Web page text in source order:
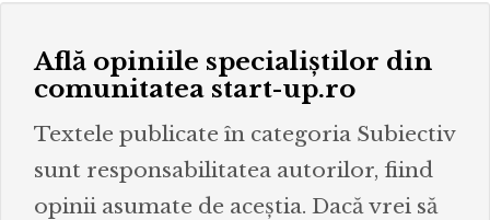
Află opiniile specialiștilor din
comunitatea start-up.ro
Textele publicate în categoria Subiectiv
sunt responsabilitatea autorilor, fiind
opinii asumate de aceștia. Dacă vrei să